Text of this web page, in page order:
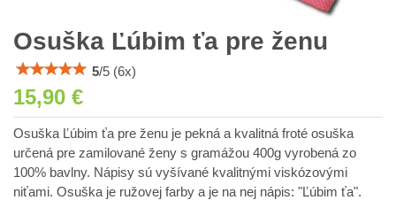
Osuška Ľúbim ťa pre ženu
5/5 (6x)
15,90 €
Osuška Ľúbim ťa pre ženu je pekná a kvalitná froté osuška
určená pre zamilované ženy s gramážou 400g vyrobená zo
100% bavlny. Nápisy sú vyšívané kvalitnými viskózovými
niťami. Osuška je ružovej farby a je na nej nápis: "Ľúbim ťa".